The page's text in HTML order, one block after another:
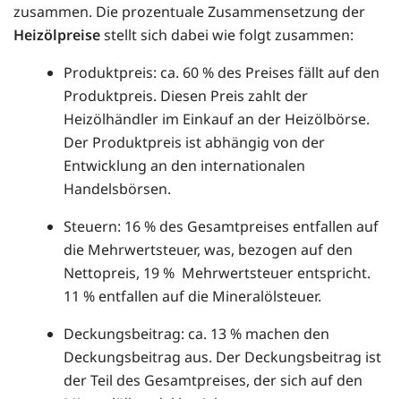
zusammen. Die prozentuale Zusammensetzung der
Heizölpreisestellt sich dabei wie folgt zusammen:
Produktpreis: ca. 60 % des Preises fällt auf den
Produktpreis. Diesen Preis zahlt der
Heizölhändler im Einkauf an der Heizölbörse.
Der Produktpreis ist abhängig von der
Entwicklung an den internationalen
Handelsbörsen.
Steuern: 16 % des Gesamtpreises entfallen auf
die Mehrwertsteuer, was, bezogen auf den
Nettopreis, 19 % Mehrwertsteuer entspricht.
11 % entfallen auf die Mineralölsteuer.
Deckungsbeitrag: ca. 13 % machen den
Deckungsbeitrag aus. Der Deckungsbeitrag ist
der Teil des Gesamtpreises, der sich auf den